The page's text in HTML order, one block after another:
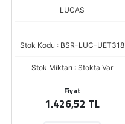
LUCAS
Stok Kodu : BSR-LUC-UET318
Stok Miktarı : Stokta Var
Fiyat
1.426,52 TL